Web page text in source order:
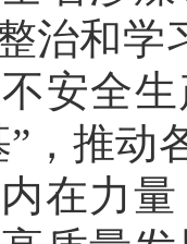
治和学
安全
”，推动
在力